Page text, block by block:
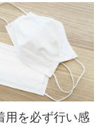
用を必ず行い感